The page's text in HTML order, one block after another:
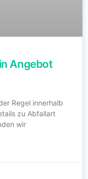
Angebot
Regel innerhalb
zu Abfallart
wir